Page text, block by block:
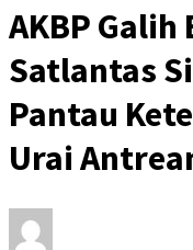
AKBP
Satlantas
Pantau
Urai